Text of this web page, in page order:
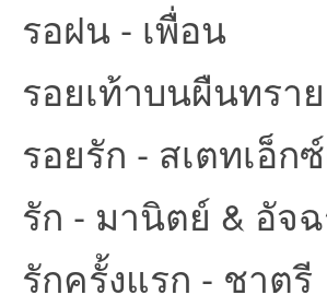
รอฝน - เพื่อน
รอยเท้าบนผืนทรา
รอยรัก - สเตทเอ็ก
รัก - มานิตย์ & อัจ
รักครั้งแรก - ชาตรี